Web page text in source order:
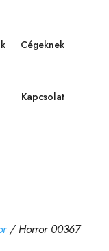
Cégeknek
Kapcsolat
/ Horror 00367